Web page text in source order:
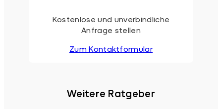
Kostenlose und unverbindliche
Anfrage stellen
Zum Kontaktformular
Weitere Ratgeber